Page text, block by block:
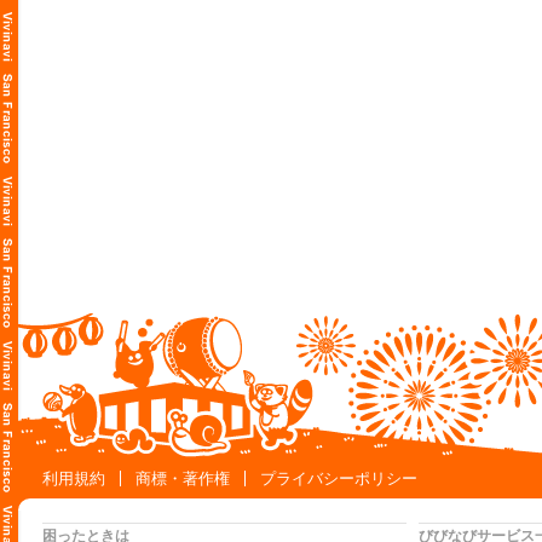
利用規約 商標・著作権 プライバシーポリシー
困ったときは びびなびサービス